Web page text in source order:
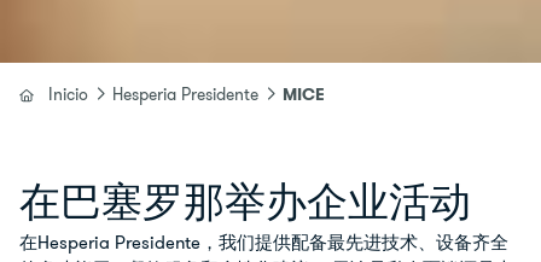
Inicio Hesperia Presidente MICE
在巴塞罗那举办企业活动
在Hesperia Presidente，我们提供配备最先进技术、设备齐全